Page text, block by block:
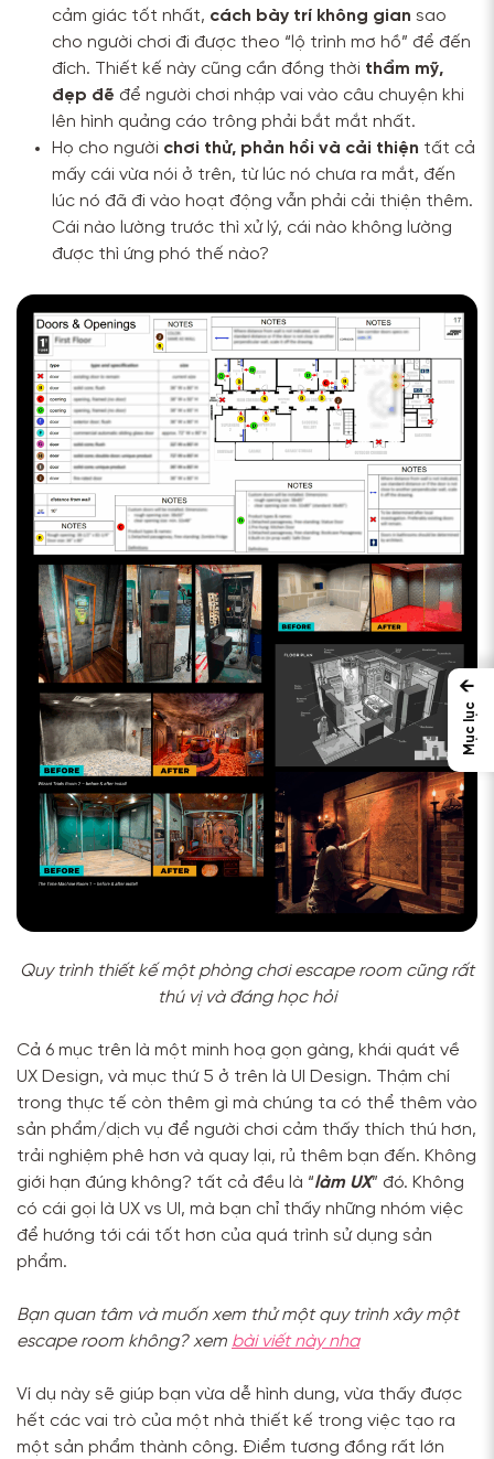
cảm giác tốt nhất, cách bày trí không gian sao
cho người chơi đi được theo “lộ trình mơ hồ” để đến
đích. Thiết kế này cũng cần đồng thời thẩm mỹ,
đẹp đẽ để người chơi nhập vai vào câu chuyện khi
lên hình quảng cáo trông phải bắt mắt nhất.
Họ cho người chơi thử, phản hồi và cải thiện tất cả
mấy cái vừa nói ở trên, từ lúc nó chưa ra mắt, đến
lúc nó đã đi vào hoạt động vẫn phải cải thiện thêm.
Cái nào lường trước thì xử lý, cái nào không lường
được thì ứng phó thế nào?
Quy trình thiết kế một phòng chơi escape room cũng rất
thú vị và đáng học hỏi
Cả 6 mục trên là một minh hoạ gọn gàng, khái quát về
UX Design, và mục thứ 5 ở trên là UI Design. Thậm chí
trong thực tế còn thêm gì mà chúng ta có thể thêm vào
sản phẩm/dịch vụ để người chơi cảm thấy thích thú hơn,
trải nghiệm phê hơn và quay lại, rủ thêm bạn đến. Không
giới hạn đúng không? tất cả đều là “làm UX” đó. Không
có cái gọi là UX vs UI, mà bạn chỉ thấy những nhóm việc
để hướng tới cái tốt hơn của quá trình sử dụng sản
phẩm.
Bạn quan tâm và muốn xem thử một quy trình xây một
escape room không? xem bài viết này nha
Ví dụ này sẽ giúp bạn vừa dễ hình dung, vừa thấy được
hết các vai trò của một nhà thiết kế trong việc tạo ra
một sản phẩm thành công. Điểm tương đồng rất lớn
←
Mục lục